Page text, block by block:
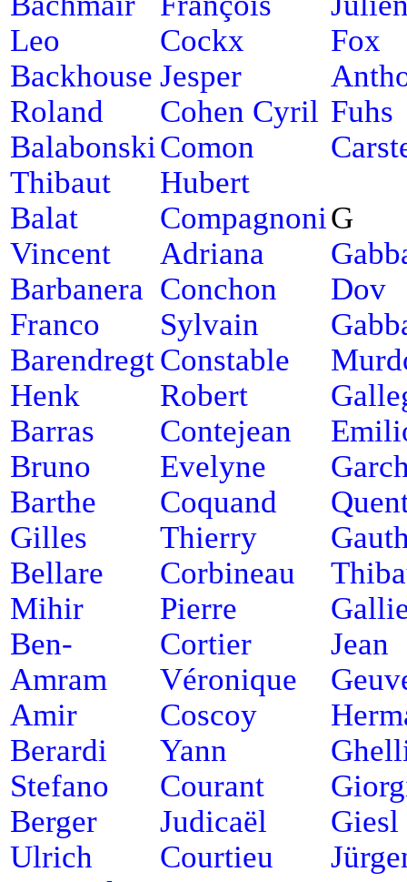
Leo
Backhouse
Roland
Balabonski
Thibaut
Balat
Vincent
Barbanera
Franco
Barendregt
Henk
Barras
Bruno
Barthe
Gilles
Bellare
Mihir
Ben-
Amram
Amir
Berardi
Stefano
Berger
Ulrich
Cockx
Jesper
Cohen Cyril
Comon
Hubert
Compagnoni
Adriana
Conchon
Sylvain
Constable
Robert
Contejean
Evelyne
Coquand
Thierry
Corbineau
Pierre
Cortier
Véronique
Coscoy
Yann
Courant
Judicaël
Courtieu
Fox
Fuhs
G
Dov
Jean
Giesl